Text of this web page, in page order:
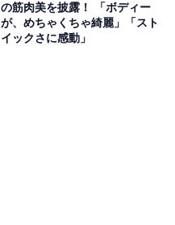
の筋肉美を披露！ 「ボディー
が、めちゃくちゃ綺麗」「スト
イックさに感動」